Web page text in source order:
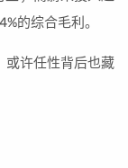
的综合毛利。
或许任性背后也藏